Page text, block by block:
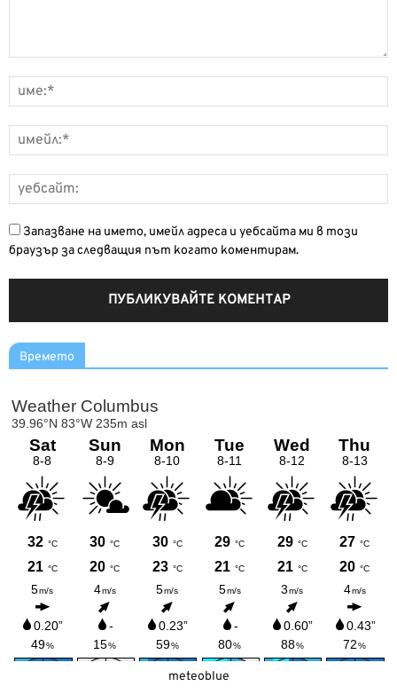
Запазване на името, имейл адреса и уебсайта ми в този
браузър за следващия път когато коментирам.
Времето
meteoblue